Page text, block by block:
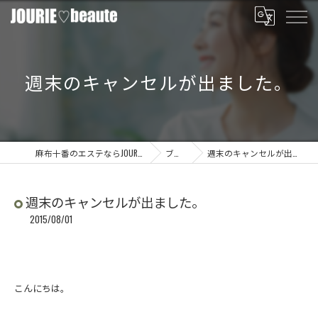
週末のキャンセルが出ました。
ブログ 週末のキャンセルが出ました。
週末のキャンセルが出ました。
2015/08/01
こんにちは。